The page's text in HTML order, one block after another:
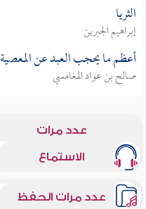
الثريا
إبراهيم الجبرين
أعظم ما يحجب العبد عن المعصية
صالح بن عواد المغامسي
عدد مرات
الاستماع
عدد مرات الحفظ